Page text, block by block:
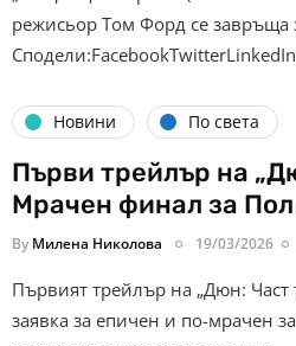
режисьор Том Форд се завръща
Новини По света
Първи трейлър на
Мрачен финал за
By Милена Николова 19/03/2026
Първият трейлър на „Дюн: Част
заявка за епичен и по-мрачен